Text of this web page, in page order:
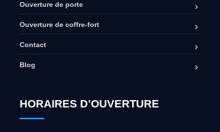
Ouverture de porte
Ouverture de coffre-fort
Contact
Blog
HORAIRES D’OUVERTURE